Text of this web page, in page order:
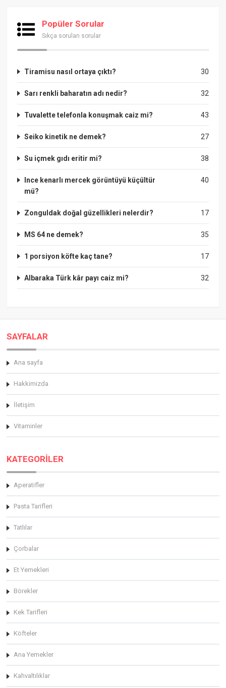
Popüler Sorular
Sıkça sorulan sorular
30
Tiramisu nasıl ortaya çıktı?
32
Sarı renkli baharatın adı nedir?
43
Tuvalette telefonla konuşmak caiz mi?
27
Seiko kinetik ne demek?
38
Su içmek gıdı eritir mi?
40
Ince kenarlı mercek görüntüyü küçültür
mü?
17
Zonguldak doğal güzellikleri nelerdir?
35
MS 64 ne demek?
17
1 porsiyon köfte kaç tane?
32
Albaraka Türk kâr payı caiz mi?
SAYFALAR
Ana sayfa
Hakkimizda
İletişim
Vitaminler
KATEGORİLER
Aperatifler
Pasta Tarifleri
Tatlılar
Çorbalar
Et Yemekleri
Börekler
Kek Tarifleri
Köfteler
Ana Yemekler
Kahvaltılıklar